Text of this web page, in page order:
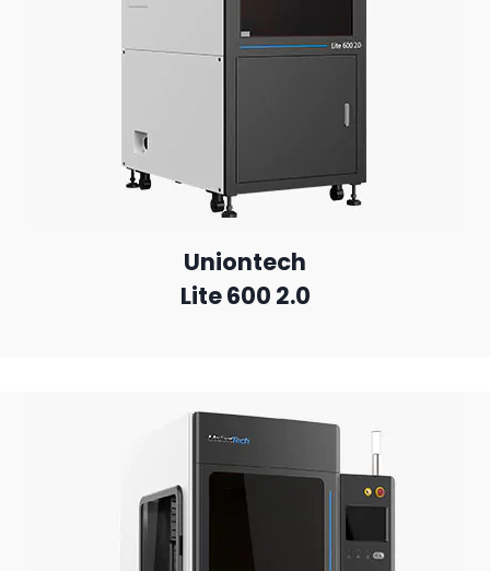
Uniontech
Lite 600 2.0